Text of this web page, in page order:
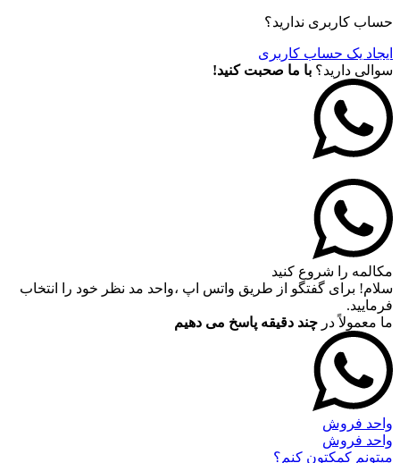
حساب کاربری ندارید؟
ایجاد یک حساب کاربری
سوالی دارید؟ با ما صحبت کنید!
مکالمه را شروع کنید
سلام! برای گفتگو از طریق واتس اپ ،واحد مد نظر خود را انتخاب
فرمایید.
ما معمولاً در چند دقیقه پاسخ می دهیم
واحد فروش
واحد فروش
میتونم کمکتون کنم؟